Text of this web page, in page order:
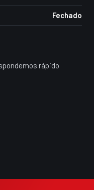
Fechado
rápido